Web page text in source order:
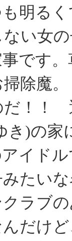
明る
い女
です
除魔
だ！！
き)の家
イド
たい
ラブ
だけ